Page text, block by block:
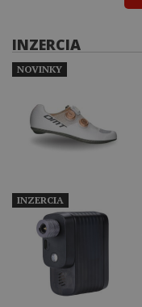
INZERCIA
NOVINKY
INZERCIA